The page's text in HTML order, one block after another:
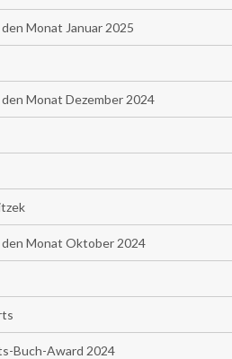
Monat Januar 2025
Monat Dezember 2024
Monat Oktober 2024
Buch-Award 2024